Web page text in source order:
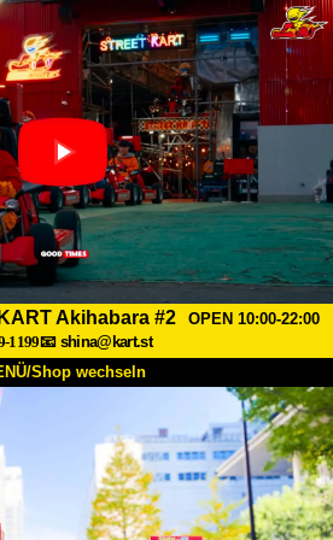
Akihabara #2
OPEN 10:00-22:00
1199📧 shina@kart.st
Shop wechseln
Spezifikationen Preise
Bewertungen FAQ